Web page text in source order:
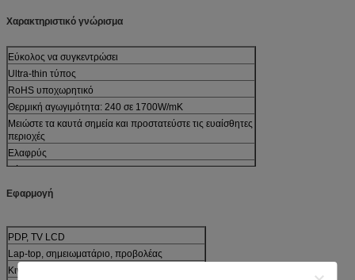
Χαρακτηριστικό γνώρισμα
Εύκολος να συγκεντρώσει
Ultra-thin τύπος
RoHS υποχωρητικό
Θερμική αγωγιμότητα: 240 σε 1700W/mK
Μειώστε τα καυτά σημεία και προστατεύστε τις ευαίσθητες
περιοχές
Ελαφρύς
Εύκαμπτος
Ευκολία για την παραγωγή μεγάλης ποσότητας
Εφαρμογή
PDP, TV LCD
Lap-top, σημειωματάριο, προβολέας
Κινητό τηλέφωνο